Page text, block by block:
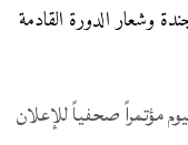
مؤتمراً صحفياً للإعلان